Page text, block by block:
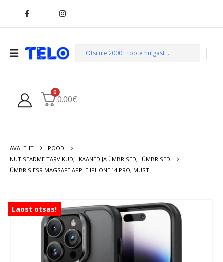
0
0.00€
AVALEHT
POOD
NUTISEADME TARVIKUD, KAANED JA ÜMBRISED,
ÜMBRISED
ÜMBRIS ESR MAGSAFE APPLE IPHONE 14 PRO, MUST
Laost otsas!